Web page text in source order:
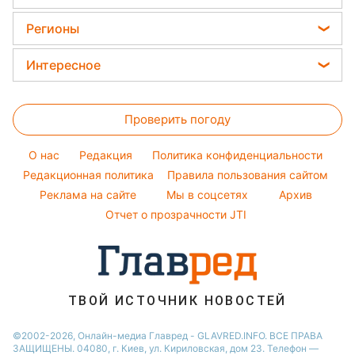
Напитки
Магнитные бури
Ани Лорак
Кейт Миддлтон
Алла Пугачева
Максим Галкин
Настя Каменских
Виталий Козловский
Потап
София Ротару
Стирка
Комнатные растения
Все о сале
Окрашивание волос
Красивый маникюр
Модные ошибки
Новости моды
Советы от Андре Тана
Женские стрижки
Регионы
Новости Харькова
Новости Львова
Новости Полтавы
Новости Днепра
Новости Сум
Новости Тернополя
Новости Черкассы
Новости Одессы
Интересное
Тесты по картинке
Оптические иллюзии
Народные приметы
Все о шоу-бизнесе
Проверить погоду
O нас Редакция
Политика конфиденциальности
Редакционная политика
Правила пользования сайтом
Реклама на сайте
Мы в соцсетях
Архив
Отчет о прозрачности JTI
ТВОЙ ИСТОЧНИК НОВОСТЕЙ
©2002-2026, Онлайн-медиа Главред - GLAVRED.INFO. ВСЕ ПРАВА
ЗАЩИЩЕНЫ. 04080, г. Киев, ул. Кириловская, дом 23. Телефон —